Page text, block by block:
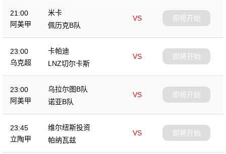
21:00
阿美甲
米卡
VS
佩历克B队
即将开始
23:00
乌克超
卡帕迪
VS
LNZ切尔卡斯
即将开始
23:00
阿美甲
乌拉尔图B队
VS
诺亚B队
即将开始
23:45
立陶甲
维尔纽斯投资
VS
帕纳瓦兹
即将开始